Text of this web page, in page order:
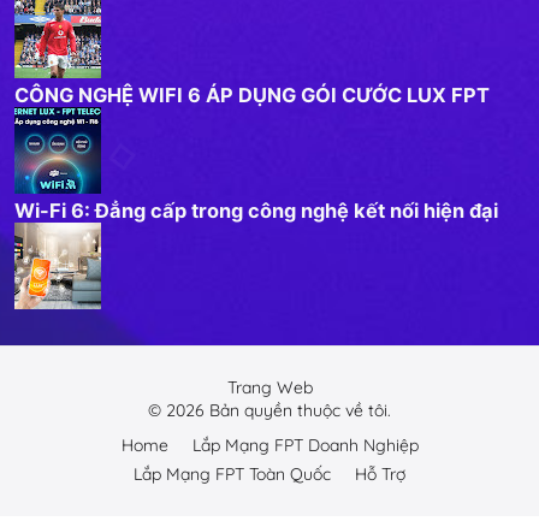
CÔNG NGHỆ WIFI 6 ÁP DỤNG GÓI CƯỚC LUX FPT
Wi-Fi 6: Đẳng cấp trong công nghệ kết nối hiện đại
Trang Web
© 2026 Bản quyền thuộc về tôi.
Home
Lắp Mạng FPT Doanh Nghiệp
Lắp Mạng FPT Toàn Quốc
Hỗ Trợ